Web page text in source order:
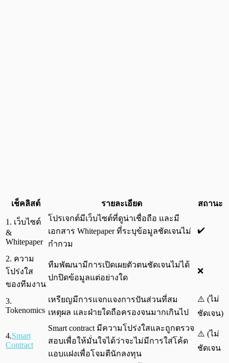
เช็คลิสต์ รายละเอียด สถานะ
1. เว็บไซต์
&
Whitepaper
โปรเจกต์มีเว็บไซต์ที่ดูน่าเชื่อถือ และมี
เอกสาร Whitepaper ที่ระบุข้อมูลชัดเจนไม่
กำกวม
✔️
2. ความ
โปร่งใส
ของทีมงาน
ทีมพัฒนามีการเปิดเผยตัวตนชัดเจนไม่ได้
ปกปิดข้อมูลแต่อย่างใด
❌
3.
Tokenomics
เหรียญมีการแจกแจงการปันส่วนที่สม
เหตุผล และฝ่ายใดถือครองจนมากเกินไป
⚠️ (ไม่
ชัดเจน)
4.Smart
Contract
Smart contract มีความโปร่งใสและถูกตรวจ
สอบเพื่อให้มั่นใจได้ว่าจะไม่มีการใส่โค้ด
แอบแฝงเพื่อโจมตีนักลงทุน
⚠️ (ไม่
ชัดเจน